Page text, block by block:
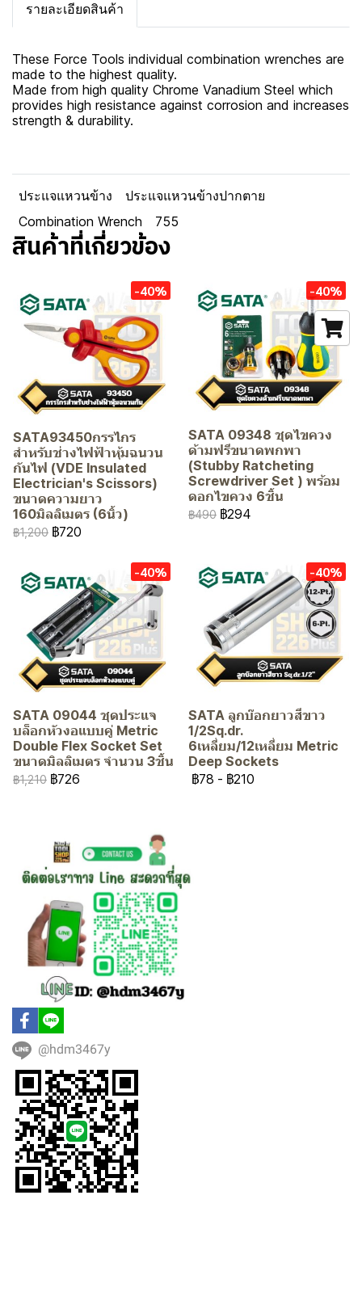
รายละเอียดสินค้า
These Force Tools individual combination wrenches are
made to the highest quality.
Made from high quality Chrome Vanadium Steel which
provides high resistance against corrosion and increases
strength & durability.
ประแจแหวนข้าง
ประแจแหวนข้างปากตาย
Combination Wrench
755
สินค้าที่เกี่ยวข้อง
-40%
SATA93450กรรไกร
สำหรับช่างไฟฟ้าหุ้มฉนวน
กันไฟ (VDE Insulated
Electrician's Scissors)
ขนาดความยาว
160มิลลิเมตร (6นิ้ว)
฿1,200 ฿720
-40%
SATA 09348 ชุดไขควง
ด้ามฟรีขนาดพกพา
(Stubby Ratcheting
Screwdriver Set ) พร้อม
ดอกไขควง 6ชิ้น
฿490 ฿294
-40%
SATA 09044 ชุดประแจ
บล็อกหัวงอแบบคู่ Metric
Double Flex Socket Set
ขนาดมิลลิเมตร จำนวน 3ชิ้น
฿1,210 ฿726
-40%
SATA ลูกบ๊อกยาวสีขาว
1/2Sq.dr.
6เหลี่ยม/12เหลี่ยม Metric
Deep Sockets
฿78 - ฿210
@hdm3467y